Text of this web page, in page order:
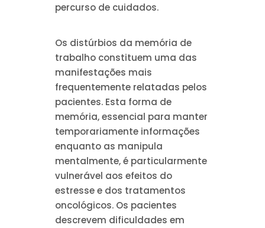
percurso de cuidados.
Os distúrbios da memória de
trabalho constituem uma das
manifestações mais
frequentemente relatadas pelos
pacientes. Esta forma de
memória, essencial para manter
temporariamente informações
enquanto as manipula
mentalmente, é particularmente
vulnerável aos efeitos do
estresse e dos tratamentos
oncológicos. Os pacientes
descrevem dificuldades em